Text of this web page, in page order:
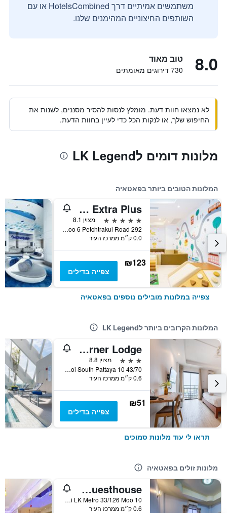
משתמשים אמיתיים דרך HotelsCombined או עם
השותפים החיצוניים המהימנים שלנו.
8.0 טוב מאוד
730 דירוגים מאומתים
לא נמצאו חוות דעת. מומלץ לנסות להסיר מסננים, לשנות את
החיפוש שלך, או לנקות הכל כדי לעיין בחוות הדעת.
מלונות דומים לLK Legend
המלונות הטובים ביותר בפאטאיה
Grand Palazzo Hotel - Sha Extra Plus
5 כוכבים
מצוין 8.1
292 Moo 6 Petchtrakul Road, פאטאיה, תאילנד
0.0 ק״מ ממרכז העיר
₪123
צפייה בדילים
צפייה במלונות מובילים נוספים בפאטאיה
המלונות הקרובים ביותר לLK Legend
The Corner Lodge
3 כוכבים
מצוין 8.8
43/70 Moo 10 Soi South Pattaya 10, פאטאיה, תאילנד
0.6 ק״מ ממרכז העיר
₪51
צפייה בדילים
תראו לי עוד מלונות סמוכים
מלונות זולים בפאטאיה
I-Rovers Sports Bar & Guesthouse
Soi LK Metro 33/126 Moo 10, פאטאיה, תאילנד
0.6 ק״מ ממרכז העיר